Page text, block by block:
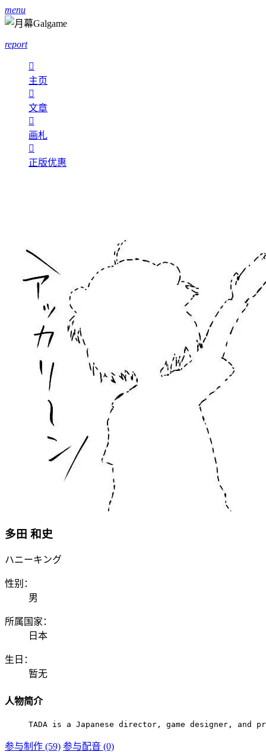
menu
report

主页

文章

画札

正版优惠
多田 和史
ハニーキング
性别：
男
所属国家：
日本
生日：
暂无
人物简介
TADA is a Japanese director, game designer, and
参与制作 (59) 参与配音 (0)